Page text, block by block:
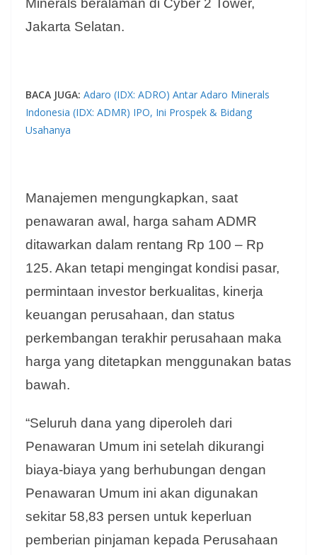
Minerals beralaman di Cyber 2 Tower,
Jakarta Selatan.
BACA JUGA: Adaro (IDX: ADRO) Antar Adaro Minerals
Indonesia (IDX: ADMR) IPO, Ini Prospek & Bidang
Usahanya
Manajemen mengungkapkan, saat
penawaran awal, harga saham ADMR
ditawarkan dalam rentang Rp 100 – Rp
125. Akan tetapi mengingat kondisi pasar,
permintaan investor berkualitas, kinerja
keuangan perusahaan, dan status
perkembangan terakhir perusahaan maka
harga yang ditetapkan menggunakan batas
bawah.
“Seluruh dana yang diperoleh dari
Penawaran Umum ini setelah dikurangi
biaya-biaya yang berhubungan dengan
Penawaran Umum ini akan digunakan
sekitar 58,83 persen untuk keperluan
pemberian pinjaman kepada Perusahaan